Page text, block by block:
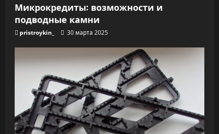
Микрокредиты: возможности и
подводные камни
pristroykin_ 30 марта 2025